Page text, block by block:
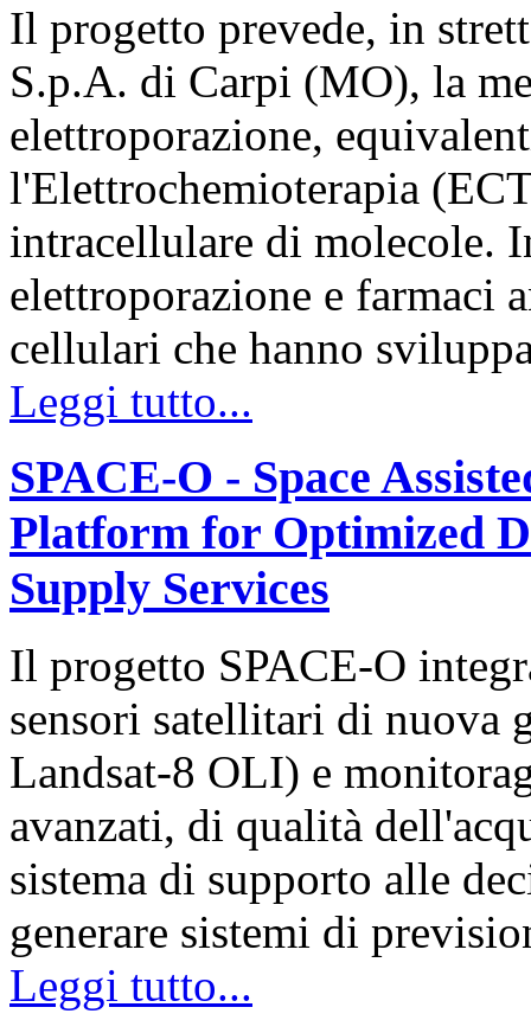
Il progetto prevede, in
S.p.A. di Carpi (MO), la
elettroporazione,
l'Elettrochemioterapia
intracellulare di molecole.
elettroporazione e farmaci
cellulari che hanno
Leggi tutto...
SPACE-O - Space
Platform for Optimized
Supply Services
Il progetto SPACE-O
sensori satellitari di nuova
Landsat-8 OLI) e
avanzati, di qualità
sistema di supporto alle
generare sistemi di
Leggi tutto...